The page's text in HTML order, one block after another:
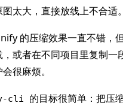
太大，直接放线上不合适。
的压缩效果一直不错，
或者在不同项目里复制一
很麻烦。
cli
的目标很简单：把压